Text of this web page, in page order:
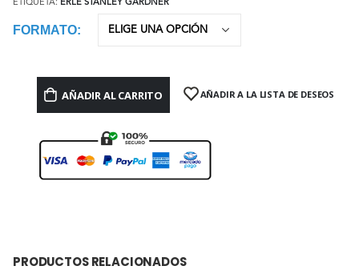
ETIQUETA: ERLE STANLEY GARDNER
FORMATO
AÑADIR AL CARRITO AÑADIR A LA LISTA DE DESEOS
PRODUCTOS RELACIONADOS